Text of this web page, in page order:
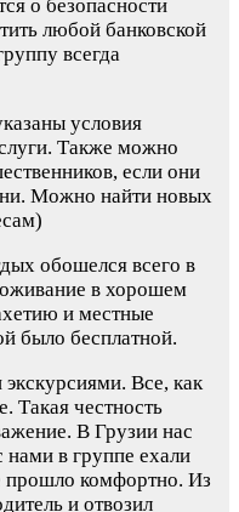
о безопасности
любой банковской
всегда
условия
Также можно
если они
Можно найти новых
обошелся всего в
в хорошем
и местные
было бесплатной.
Все, как
Такая честность
В Грузии нас
в группе ехали
комфортно. Из
и отвозил